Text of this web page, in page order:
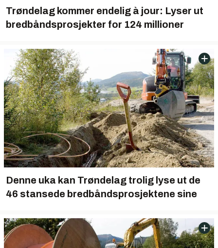
Trøndelag kommer endelig à jour: Lyser ut
bredbåndsprosjekter for 124 millioner
Denne uka kan Trøndelag trolig lyse ut de
46 stansede bredbåndsprosjektene sine